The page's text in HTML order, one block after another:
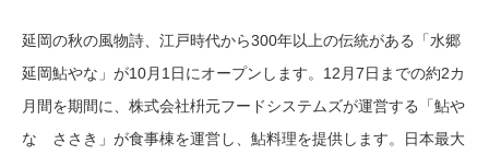
延岡の秋の風物詩、江戸時代から300年以上の伝統がある「水郷
延岡鮎やな」が10月1日にオープンします。12月7日までの約2カ
月間を期間に、株式会社枡元フードシステムズが運営する「鮎や
な ささき」が食事棟を運営し、鮎料理を提供します。日本最大